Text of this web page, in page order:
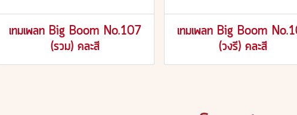
เทมเพลท Big Boom No.107
(รวม) คละสี
เทมเพลท Big Boom
(วงรี) คละสี